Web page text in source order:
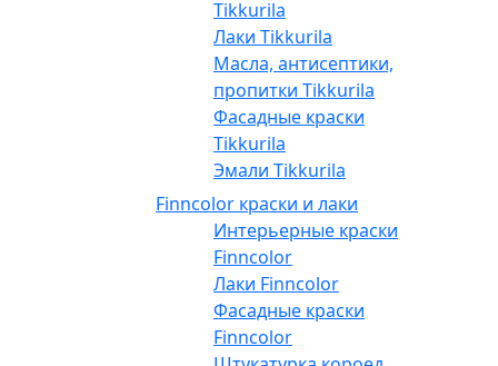
Tikkurila
Лаки Tikkurila
Масла, антисептики,
пропитки Tikkurila
Фасадные краски
Tikkurila
Эмали Tikkurila
Finncolor краски и лаки
Интерьерные краски
Finncolor
Лаки Finncolor
Фасадные краски
Finncolor